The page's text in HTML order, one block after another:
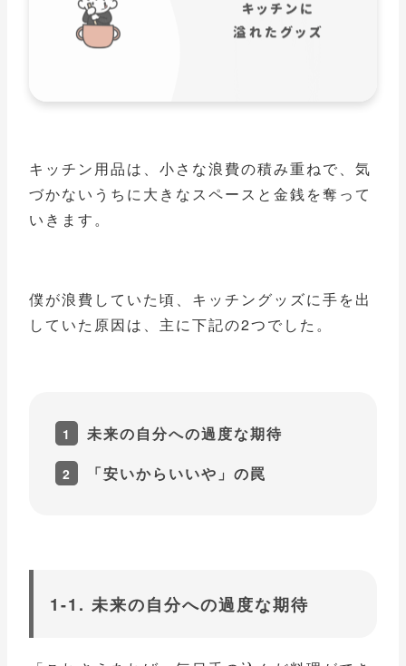
キッチン用品は、小さな浪費の積み重ねで、気
づかないうちに大きなスペースと金銭を奪って
いきます。
僕が浪費していた頃、キッチングッズに手を出
していた原因は、主に下記の2つでした。
未来の自分への過度な期待
「安いからいいや」の罠
1-1. 未来の自分への過度な期待